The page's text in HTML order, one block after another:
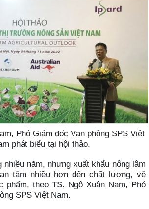
Phó Giám đốc Văn phòng SPS Việt
phát biểu tại hội thảo.
nhiều năm, nhưng xuất khẩu nông lâm
tâm nhiều hơn đến chất lượng, vệ
phẩm, theo TS. Ngô Xuân Nam, Phó
SPS Việt Nam.